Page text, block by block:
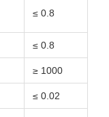
≤ 0.8
≤ 0.8
≥ 1000
≤ 0.02